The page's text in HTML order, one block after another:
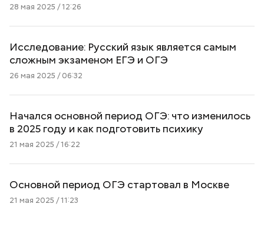
28 мая 2025 / 12:26
Исследование: Русский язык является самым
сложным экзаменом ЕГЭ и ОГЭ
26 мая 2025 / 06:32
Начался основной период ОГЭ: что изменилось
в 2025 году и как подготовить психику
21 мая 2025 / 16:22
Основной период ОГЭ стартовал в Москве
21 мая 2025 / 11:23